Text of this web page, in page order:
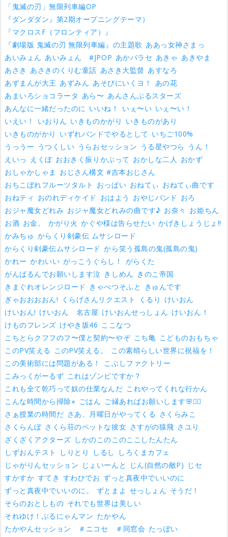
「鬼滅の刃」無限列車編OP
『ダンダダン』第2期オープニングテーマ）
『マクロスF（フロンティア）』
『劇場版 鬼滅の刃 無限列車編』の主題歌 ああっ女神さまっ
あいみょん あいみょん #JPOP あかパラセ あきゃ あきやま
あさき あさきのくりむ童話 あさき大監督 あすなろ
あずまんが大王 あずみん あそびにいくヨ！
あの花
あまいろショコラータ あら〜 あんさんぶるスターズ
あんなに一緒だったのに いいね！ いぇ〜い いぇ〜い！
いえい！
いおりん いきものかがり いきものがあり
いきものがかり いずれバンドでやるとして いちご100%
うっうー うつくしい うらおセッション うる星やつら うん！
えいっ えくぼ おおきく振りかぶって おかしな二人 おかず
おしゃかしゃま おじさん構文 #吉本おじさん
おちこぼれフルーツタルト おっぱい おねてぃ おねてぃ曲です
おねティ おのれディケイド おはよう おやじバンド おろ
おジャ魔女どれみ おジャ魔女どれみの曲です♪ お奈々 お姫ちん
お酒 お金。 かがり火 かぐや様は告らせたい かげきしょうじょ!!
かみちゅ からくり剣豪伝 ムサシロード
からくり剣豪伝ムサシロード から笑う孤島の鬼(孤島の鬼)
かれー かわいい がっこうぐらし！
がらくた
がんばるんでお願いします泣 きしめん きのこ帝国
きまぐれオレンジロード きゃべつそふと
きゅんです
ぎゃおおおおん! くらげさんリクエスト くるり けいおん
けいおん! けいおん 名古屋 けいおんせっしょん けいおん！
けものフレンズ けやき坂46 ここなつ
こちとらクフフのフ〜僕と契約〜やぞ こち亀 こどものおもちゃ
このPV笑える このPV笑える。
この素晴らしい世界に祝福を！
この美術部には問題がある！
こぶしファクトリー
こみっくがーるず これはゾンビですか？
これも全て乾巧って奴の仕業なんだ これやってくれな行かん
こんな時間から掃除⭐︎ ごはん ご縁あればお願いします🌸🙇‍♂️
さぁ授業の時間だ さあ、月曜日がやってくる さくらみこ
さくらんぼ さくら荘のペットな彼女 さすがの猿飛 さユり
ざくざくアクターズ しかのこのこのここしたんたん
しずおんテスト
しりとり しるし
しろくまカフェ
じゃがりんセッション じょいーんと じん(自然の敵P) じセ
すかすか すてき すわひでお ずっと真夜中でいいのに
ずっと真夜中でいいのに。
ずとまよ せっしょん そうだ！
そらのおとしもの それでも世界は美しい
それゆけ！ぶるにゃんマン たかやん
たかやんセッション ＃ニコセ ＃同窓会 たっぽい